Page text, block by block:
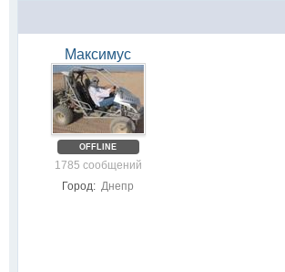
Максимус
OFFLINE
1785 сообщений
Город: Днепр